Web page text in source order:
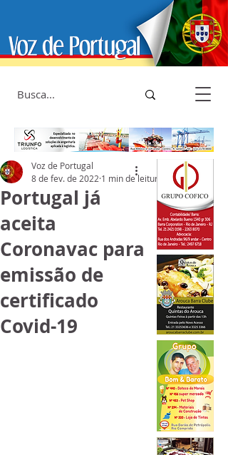
Portugal já
aceita
Coronavac para
emissão de
certificado
Covid-19
Voz de Portugal
8 de fev. de 2022 1 min de leitura